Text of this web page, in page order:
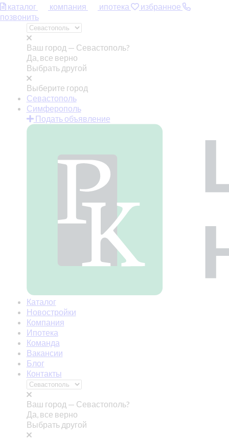
каталог компания ипотека
избранное
позвонить
Ваш город — Севастополь?
Да, все верно
Выбрать другой
Выберите город
Севастополь
Симферополь
Подать объявление
Каталог
Новостройки
Компания
Ипотека
Команда
Вакансии
Блог
Контакты
Ваш город — Севастополь?
Да, все верно
Выбрать другой